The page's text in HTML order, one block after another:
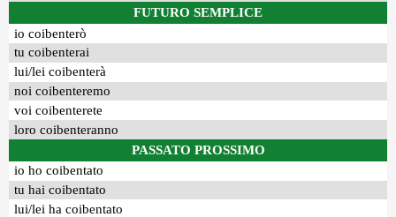
FUTURO SEMPLICE
io coibenterò
tu coibenterai
lui/lei coibenterà
noi coibenteremo
voi coibenterete
loro coibenteranno
PASSATO PROSSIMO
io ho coibentato
tu hai coibentato
lui/lei ha coibentato